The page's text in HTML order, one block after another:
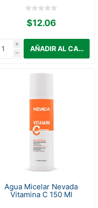
$12.06
i
h
Agua Micelar Nevada
Vitamina C 150 Ml